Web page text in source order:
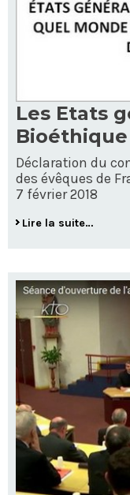
Les Etats
Bioéthique
Déclaration du
des évêques de
7 février 2018
Lire la suite…